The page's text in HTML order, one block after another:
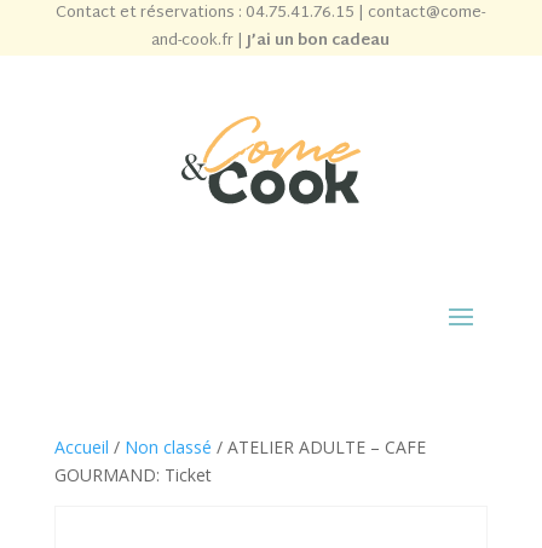
Contact et réservations : 04.75.41.76.15 | contact@come-
and-cook.fr|J’ai un bon cadeau
Accueil / Non classé / ATELIER ADULTE – CAFE
GOURMAND: Ticket